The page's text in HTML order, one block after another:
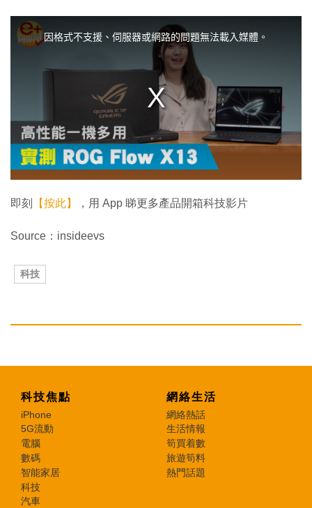
d
.
因格式不支援、伺服器或網路的問題無法載入媒體。
即刻 【按此】 ，用 App 睇更多產品開箱科技影片
Source：insideevs
科技
科技焦點
iPhone
5G流動
電腦
數碼
智能家居
科技
汽車
網絡生活
網絡熱話
生活情報
筍買着數
旅遊筍料
熱門話題